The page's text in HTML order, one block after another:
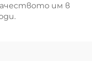
им в